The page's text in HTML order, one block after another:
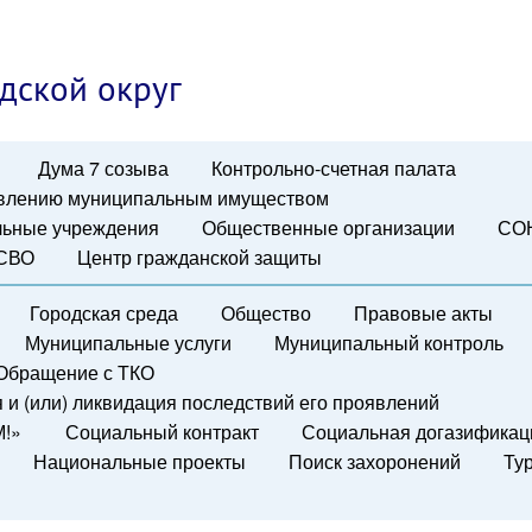
округ
Дума 7 созыва
Контрольно-счетная палата
муниципальным имуществом
учреждения
Общественные организации
Центр гражданской защиты
Городская среда Общество
Правовые акты
Муниципальные услуги
Муниципальный контроль
с ТКО
(или) ликвидация последствий его проявлений
Социальный контракт
Социальная
Национальные проекты
Поиск захоронений